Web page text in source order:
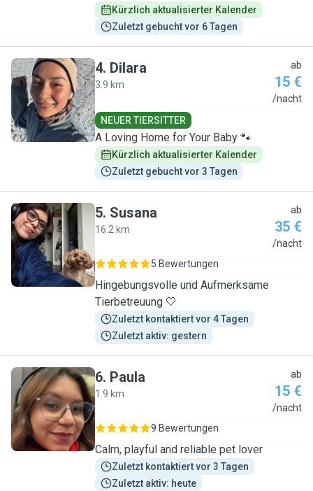
Kürzlich aktualisierter Kalender
Zuletzt gebucht vor 6 Tagen
D
4. Dilara
3.9 km
ab
15 €
/nacht
NEUER TIERSITTER
A Loving Home for Your Baby 🐾
Kürzlich aktualisierter Kalender
Zuletzt gebucht vor 3 Tagen
S
5. Susana
16.2 km
ab
35 €
/nacht
5 Bewertungen
Hingebungsvolle und Aufmerksame
Tierbetreuung 🤍
Zuletzt kontaktiert vor 4 Tagen
Zuletzt aktiv: gestern
P
6. Paula
1.9 km
ab
15 €
/nacht
9 Bewertungen
Calm, playful and reliable pet lover
Zuletzt kontaktiert vor 3 Tagen
Zuletzt aktiv: heute